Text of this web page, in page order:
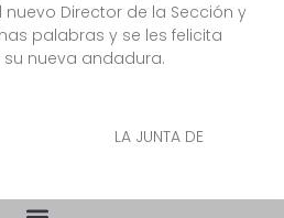
Director de la Sección y
palabras y se les felicita
nueva andadura.
DE